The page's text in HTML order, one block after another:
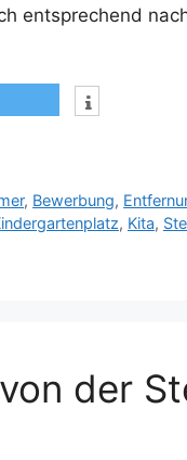
entsprechend
, Bewerbung,
, Kita,
der